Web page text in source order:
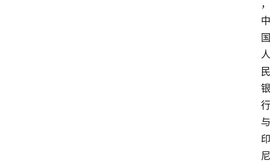
，
中
国
人
民
银
行
与
印
尼